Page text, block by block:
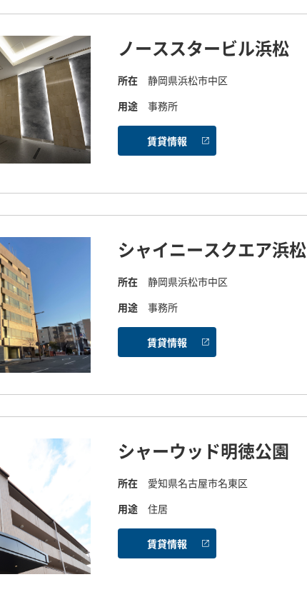
ノーススタービル浜松
所在
静岡県浜松市中区
用途
事務所
賃貸情報
シャイニースクエア浜松
所在
静岡県浜松市中区
用途
事務所
賃貸情報
シャーウッド明徳公園
所在
愛知県名古屋市名東区
用途
住居
賃貸情報